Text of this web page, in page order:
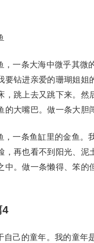
条大海中微乎其微的
要钻进亲爱的珊瑚姐
，跳上去又跳下来。
大嘴巴。做一条大胆
条鱼缸里的金鱼。
，再也看不到阳光、
中。做一条懒得、笨
4
的童年。我的童年